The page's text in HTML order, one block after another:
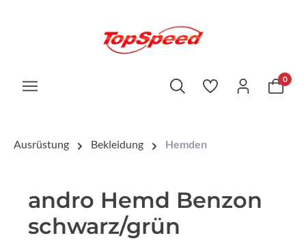
0
Ausrüstung Bekleidung Hemden
andro Hemd Benzon
schwarz/grün